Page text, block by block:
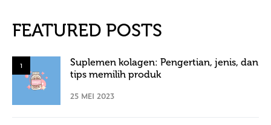
FEATURED POSTS
1
Suplemen kolagen: Pengertian, jenis, dan
tips memilih produk
25 MEI 2023